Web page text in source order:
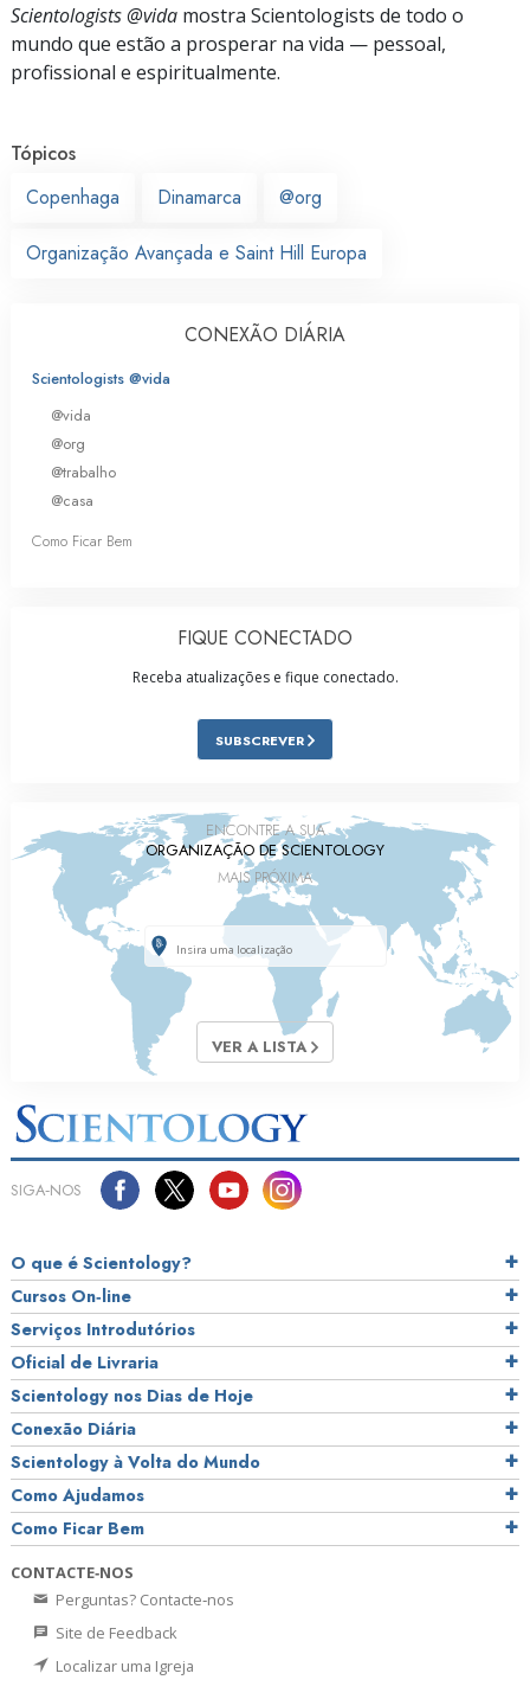
Scientologists @vida mostra Scientologists de todo o
mundo que estão a prosperar na vida — pessoal,
profissional e espiritualmente.
Tópicos
Copenhaga
Dinamarca @org
Organização Avançada e Saint Hill Europa
CONEXÃO DIÁRIA
Scientologists @vida
@vida
@org
@trabalho
@casa
Como Ficar Bem
FIQUE CONECTADO
Receba atualizações e fique conectado.
SUBSCREVER
ENCONTRE A SUA
ORGANIZAÇÃO DE SCIENTOLOGY
MAIS PRÓXIMA
VER A LISTA
SIGA‑NOS
O que é Scientology?
Cursos On‑line
Serviços Introdutórios
Oficial de Livraria
Scientology nos Dias de Hoje
Conexão Diária
Scientology à Volta do Mundo
Como Ajudamos
Como Ficar Bem
CONTACTE‑NOS
Perguntas? Contacte‑nos
Site de Feedback
Localizar uma Igreja